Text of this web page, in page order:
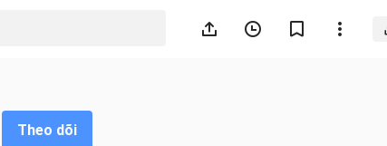
Theo dõi